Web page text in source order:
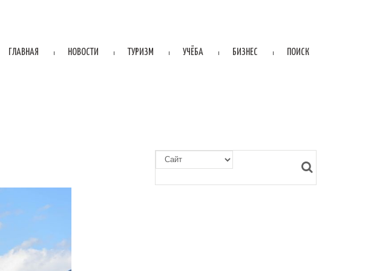
ГЛАВНАЯ НОВОСТИ ТУРИЗМ УЧЁБА БИЗНЕС ПОИСК